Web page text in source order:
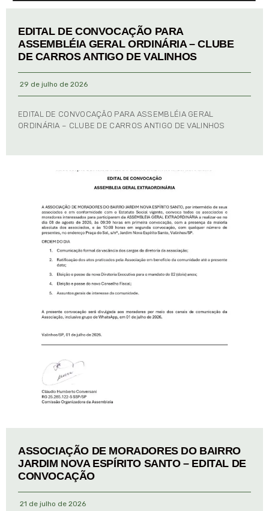
EDITAL DE CONVOCAÇÃO PARA
ASSEMBLÉIA GERAL ORDINÁRIA – CLUBE
DE CARROS ANTIGO DE VALINHOS
29 de julho de 2026
EDITAL DE CONVOCAÇÃO PARA ASSEMBLÉIA GERAL
ORDINÁRIA – CLUBE DE CARROS ANTIGO DE VALINHOS
ASSOCIAÇÃO DE MORADORES DO BAIRRO
JARDIM NOVA ESPÍRITO SANTO – EDITAL DE
CONVOCAÇÃO
21 de julho de 2026